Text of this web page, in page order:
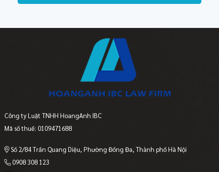
Công ty Luật TNHH HoangAnh IBC
Mã số thuế: 0109471688
Số 2/84 Trần Quang Diệu, Phường Đống Đa, Thành phố Hà Nội
0908 308 123